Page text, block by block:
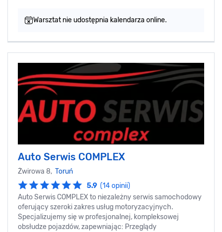
Warsztat nie udostępnia kalendarza online.
Auto Serwis COMPLEX
Żwirowa 8, Toruń
5.9 (14 opinii)
Auto Serwis COMPLEX to niezależny serwis samochodowy
oferujący szeroki zakres usług motoryzacyjnych.
Specjalizujemy się w profesjonalnej, kompleksowej
obsłudze pojazdów, zapewniając: Przeglądy